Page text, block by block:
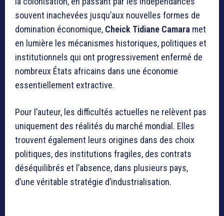
souvent inachevées jusqu’aux nouvelles formes de
domination économique, Cheick Tidiane Camara met
en lumière les mécanismes historiques, politiques et
institutionnels qui ont progressivement enfermé de
nombreux États africains dans une économie
essentiellement extractive.
Pour l’auteur, les difficultés actuelles ne relèvent pas
uniquement des réalités du marché mondial. Elles
trouvent également leurs origines dans des choix
politiques, des institutions fragiles, des contrats
déséquilibrés et l’absence, dans plusieurs pays,
d’une véritable stratégie d’industrialisation.